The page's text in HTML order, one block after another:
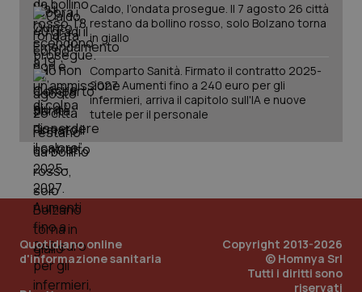
Caldo, l’ondata prosegue. Il 7 agosto 26 città
restano da bollino rosso, solo Bolzano torna
in giallo
Comparto Sanità. Firmato il contratto 2025-
2027. Aumenti fino a 240 euro per gli
infermieri, arriva il capitolo sull'IA e nuove
tutele per il personale
Quotidiano online
d'informazione sanitaria
Copyright 2013-2026
© Homnya Srl
Tutti i diritti sono
riservati
PHPSESSID
PHP.net